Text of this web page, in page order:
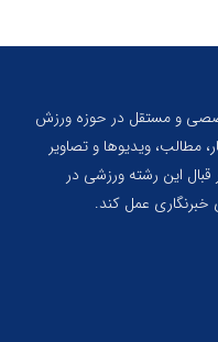
و مستقل در حوزه ورزش
مطالب، ویدیوها و تصاویر
این رشته ورزشی در
عمل کند.